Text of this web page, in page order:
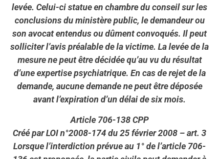
levée. Celui-ci statue en chambre du conseil sur les
conclusions du ministère public, le demandeur ou
son avocat entendus ou dûment convoqués. Il peut
solliciter l’avis préalable de la victime. La levée de la
mesure ne peut être décidée qu’au vu du résultat
d’une expertise psychiatrique. En cas de rejet de la
demande, aucune demande ne peut être déposée
avant l’expiration d’un délai de six mois.
Article 706-138 CPP
Créé par LOI n°2008-174 du 25 février 2008 – art. 3
Lorsque l’interdiction prévue au 1° de l’article 706-